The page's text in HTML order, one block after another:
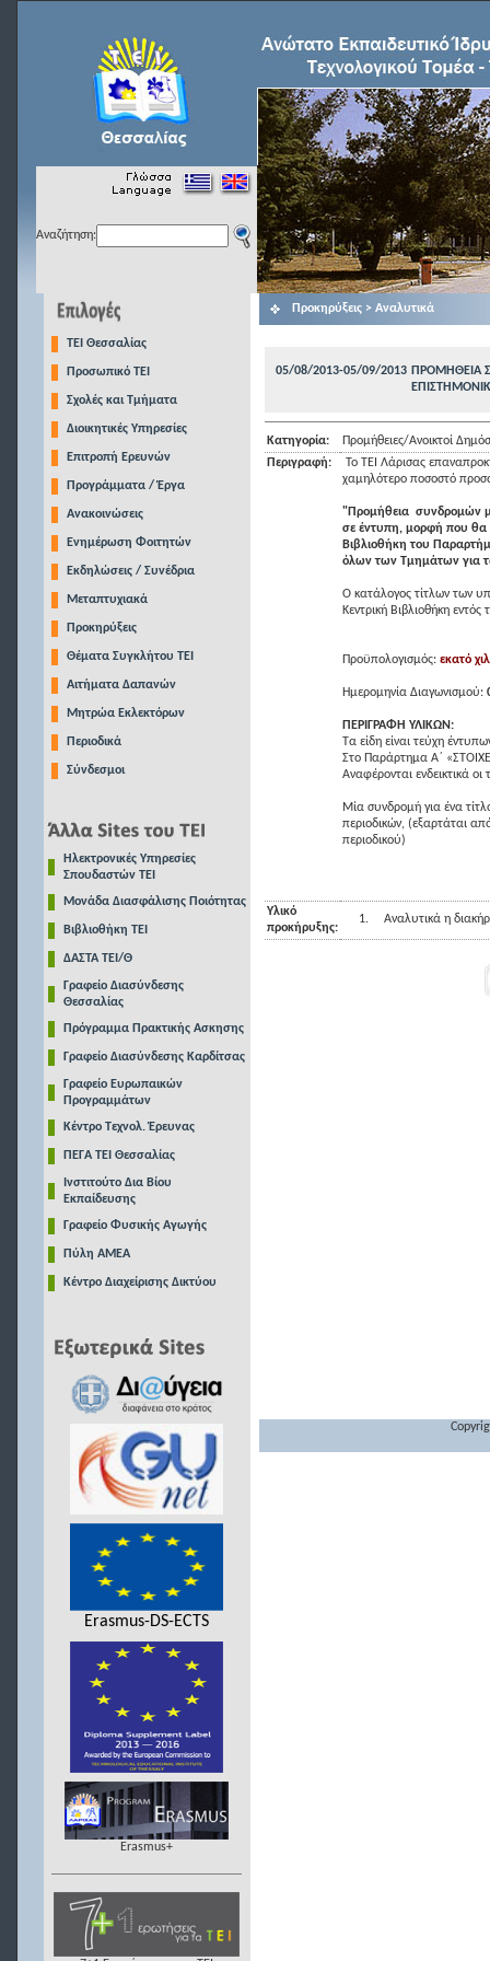
Αναζήτηση:
TEI Θεσσαλίας
Προσωπικό ΤΕΙ
Σχολές και Τμήματα
Διοικητικές Υπηρεσίες
Επιτροπή Ερευνών
Προγράμματα / Έργα
Ανακοινώσεις
Ενημέρωση Φοιτητών
Εκδηλώσεις / Συνέδρια
Μεταπτυχιακά
Προκηρύξεις
Θέματα Συγκλήτου ΤΕΙ
Αιτήματα Δαπανών
Μητρώα Εκλεκτόρων
Περιοδικά
Σύνδεσμοι
Ηλεκτρονικές Υπηρεσίες
Σπουδαστών ΤΕΙ
Μονάδα Διασφάλισης Ποιότητας
Βιβλιοθήκη ΤΕΙ
ΔΑΣΤΑ ΤΕΙ/Θ
Γραφείο Διασύνδεσης
Θεσσαλίας
Πρόγραμμα Πρακτικής Ασκησης
Γραφείο Διασύνδεσης Καρδίτσας
Γραφείο Ευρωπαικών
Προγραμμάτων
Κέντρο Τεχνολ. Έρευνας
ΠΕΓΑ ΤΕΙ Θεσσαλίας
Ινστιτούτο Δια Βίου
Εκπαίδευσης
Γραφείο Φυσικής Αγωγής
Πύλη ΑΜΕΑ
Κέντρο Διαχείρισης Δικτύου
Erasmus-DS-ECTS
Erasmus+
Προκηρύξεις > Αναλυτικά
05/08/2013-05/09/2013 ΠΡΟΜΗΘΕΙΑ
Κατηγορία:
Προμήθειες/Ανοικτοί
Περιγραφή:
Το ΤΕΙ Λάρισας
χαμηλότερο ποσοστό
"Προμήθεια συνδρομών
σε έντυπη, μορφή που θα
Βιβλιοθήκη του
όλων των Τμημάτων για
Ο κατάλογος τίτλων των
Κεντρική Βιβλιοθήκη
Προϋπολογισμός: εκατό
Ημερομηνία Διαγωνισμού:
ΠΕΡΙΓΡΑΦΗ ΥΛΙΚΩΝ:
Τα είδη είναι τεύχη
Στο Παράρτημα Α΄
Αναφέρονται ενδεικτικά
Μία συνδρομή για ένα
περιοδικών, (εξαρτάται
περιοδικού)
Υλικό
προκήρυξης:
1. Αναλυτικά η